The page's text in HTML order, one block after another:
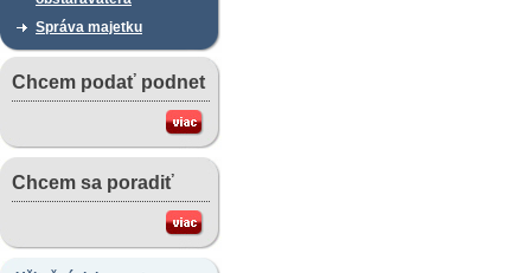
Správa majetku
Chcem podať podnet
Chcem sa poradiť